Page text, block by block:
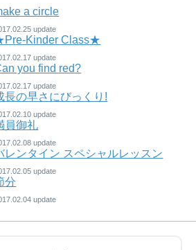
a circle
Kinder Class★
you find red?
長の早さにびっくり!
員御礼
レンタイン スペシャルレッスン
分